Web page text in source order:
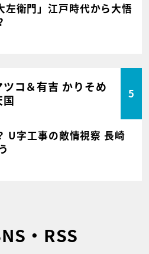
左衛門」江戸時代から大悟
ツコ＆有吉 かりそめ
国
5
U字工事の敵情視察 長崎
・RSS